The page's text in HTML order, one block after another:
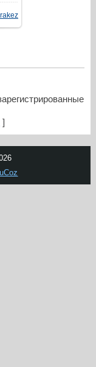
]
uCoz